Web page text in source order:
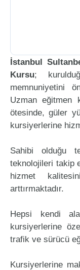
İstanbul
Kursu;
memnuniyetini
Uzman eğitmen
ötesinde, güler
kursiyerlerine
Sahibi olduğu
teknolojileri takip
hizmet
arttırmaktadır.
Hepsi kendi
kursiyerlerine
trafik ve sürücü
Kursiyerlerine